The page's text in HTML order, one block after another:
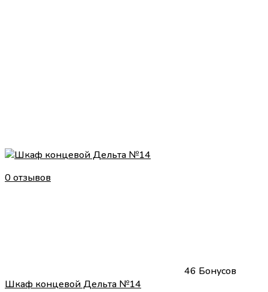
0 отзывов
46 Бонусов
Шкаф концевой Дельта №14